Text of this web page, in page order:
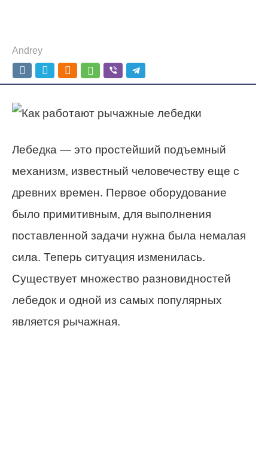
Andrey
Лебедка — это простейший подъемный
механизм, известный человечеству еще с
древних времен. Первое оборудование
было примитивным, для выполнения
поставленной задачи нужна была немалая
сила. Теперь ситуация изменилась.
Существует множество разновидностей
лебедок и одной из самых популярных
является рычажная.